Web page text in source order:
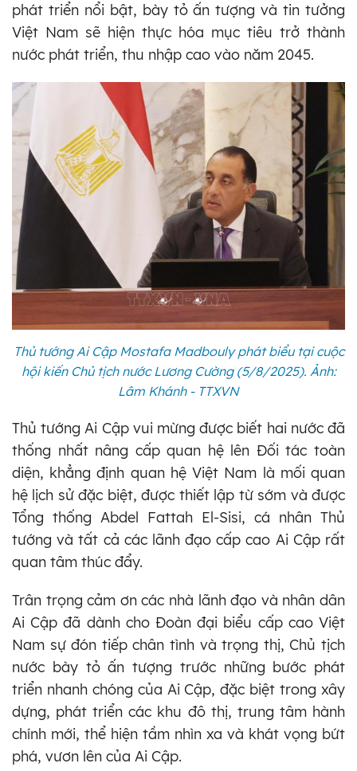
phát triển nổi bật, bày tỏ ấn tượng và tin tưởng
Việt Nam sẽ hiện thực hóa mục tiêu trở thành
nước phát triển, thu nhập cao vào năm 2045.
Thủ tướng Ai Cập Mostafa Madbouly phát biểu tại cuộc
hội kiến Chủ tịch nước Lương Cường (5/8/2025). Ảnh:
Lâm Khánh - TTXVN
Thủ tướng Ai Cập vui mừng được biết hai nước đã
thống nhất nâng cấp quan hệ lên Đối tác toàn
diện, khẳng định quan hệ Việt Nam là mối quan
hệ lịch sử đặc biệt, được thiết lập từ sớm và được
Tổng thống Abdel Fattah El-Sisi, cá nhân Thủ
tướng và tất cả các lãnh đạo cấp cao Ai Cập rất
quan tâm thúc đẩy.
Trân trọng cảm ơn các nhà lãnh đạo và nhân dân
Ai Cập đã dành cho Đoàn đại biểu cấp cao Việt
Nam sự đón tiếp chân tình và trọng thị, Chủ tịch
nước bày tỏ ấn tượng trước những bước phát
triển nhanh chóng của Ai Cập, đặc biệt trong xây
dựng, phát triển các khu đô thị, trung tâm hành
chính mới, thể hiện tầm nhìn xa và khát vọng bứt
phá, vươn lên của Ai Cập.